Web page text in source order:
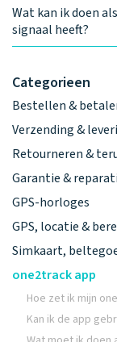
Categorieen
Bestellen &
Verzending &
Retourneren &
Garantie &
GPS-horloges
GPS, locatie &
Simkaart,
one2track app
Hoe zet ik mijn
Kan ik de app
Wat kan ik doen
signaal heeft?